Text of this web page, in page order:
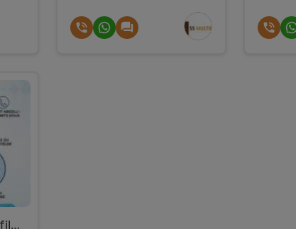
Casque multimédia filaire HS-300